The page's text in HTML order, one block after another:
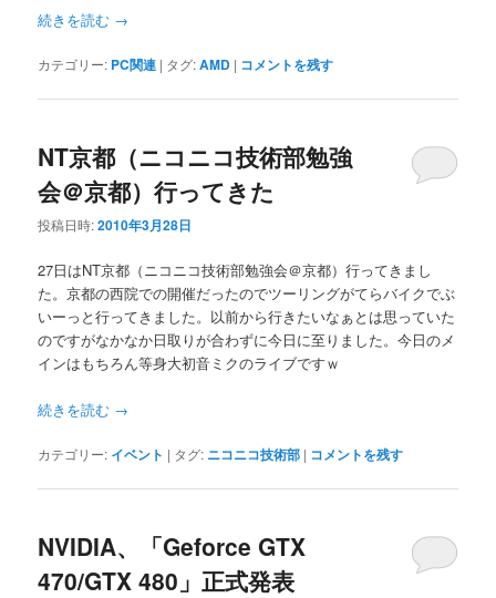
続きを読む →
カテゴリー: PC関連 | タグ:AMD | コメントを残す
NT京都（ニコニコ技術部勉強
会＠京都）行ってきた
投稿日時:2010年3月28日
27日はNT京都（ニコニコ技術部勉強会＠京都）行ってきまし
た。京都の西院での開催だったのでツーリングがてらバイクでぶ
いーっと行ってきました。以前から行きたいなぁとは思っていた
のですがなかなか日取りが合わずに今日に至りました。今日のメ
インはもちろん等身大初音ミクのライブですｗ
続きを読む →
カテゴリー: イベント | タグ: ニコニコ技術部 | コメントを残す
NVIDIA、「Geforce GTX
470/GTX 480」正式発表